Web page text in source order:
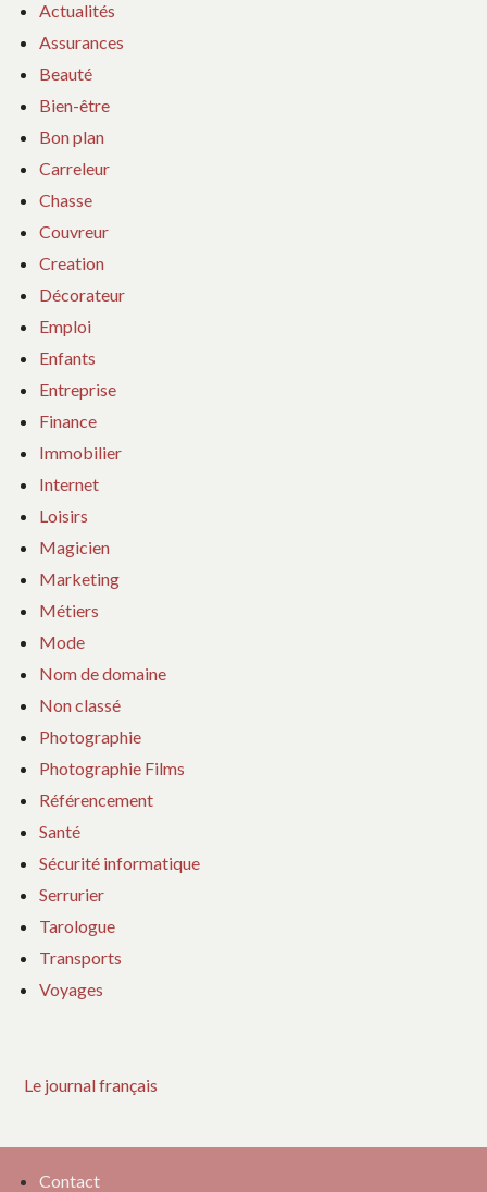
Actualités
Assurances
Beauté
Bien-être
Bon plan
Carreleur
Chasse
Couvreur
Creation
Décorateur
Emploi
Enfants
Entreprise
Finance
Immobilier
Internet
Loisirs
Magicien
Marketing
Métiers
Mode
Nom de domaine
Non classé
Photographie
Photographie Films
Référencement
Santé
Sécurité informatique
Serrurier
Tarologue
Transports
Voyages
Le journal français
Contact